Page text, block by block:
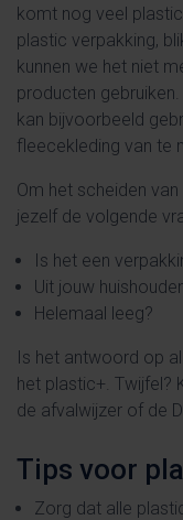
komt nog veel
plastic verpakking,
kunnen we het niet
producten
kan bijvoorbeeld
fleecekleding van te
Om het scheiden
jezelf de volgende
Is het een
Uit jouw
Helemaal leeg?
Is het antwoord op
het plastic+. Twijfel?
de afvalwijzer of de
Tips voor
Zorg dat alle